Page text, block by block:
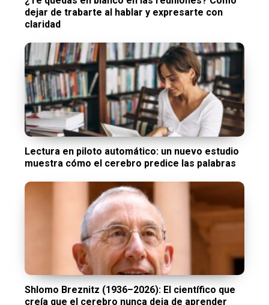
dejar de trabarte al hablar y expresarte con
claridad
Lectura en piloto automático: un nuevo estudio
muestra cómo el cerebro predice las palabras
Shlomo Breznitz (1936–2026): El científico que
creía que el cerebro nunca deja de aprender